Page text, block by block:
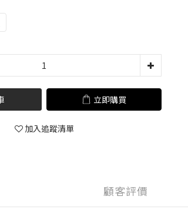
立即購買
加入追蹤清單
顧客評價